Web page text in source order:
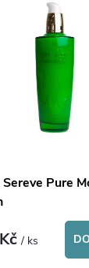
Sereve Pure
/ ks